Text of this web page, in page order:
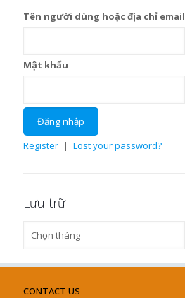
Tên người dùng hoặc địa chỉ email
Mật khẩu
Register | Lost your password?
Lưu trữ
trữ
CONTACT US